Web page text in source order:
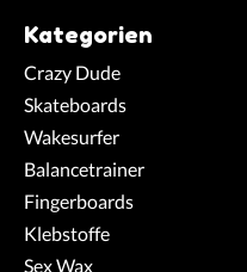
Kategorien
Crazy Dude
Skateboards
Wakesurfer
Balancetrainer
Fingerboards
Klebstoffe
Sex Wax